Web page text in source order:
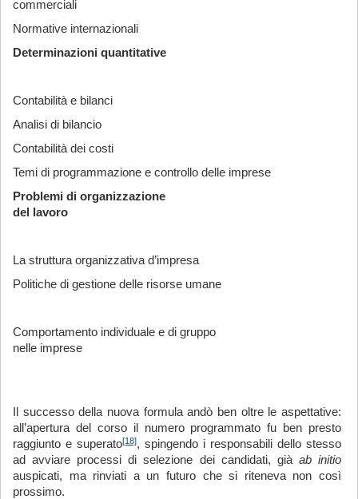
commerciali
Normative internazionali
Determinazioni quantitative
Contabilità e bilanci
Analisi di bilancio
Contabilità dei costi
Temi di programmazione e controllo delle imprese
Problemi di organizzazione
del lavoro
La struttura organizzativa d’impresa
Politiche di gestione delle risorse umane
Comportamento individuale e di gruppo
nelle imprese
Il successo della nuova formula andò ben oltre le aspettative:
all’apertura del corso il numero programmato fu ben presto
raggiunto e superato[18], spingendo i responsabili dello stesso
ad avviare processi di selezione dei candidati, già ab initio
auspicati, ma rinviati a un futuro che si riteneva non così
prossimo.